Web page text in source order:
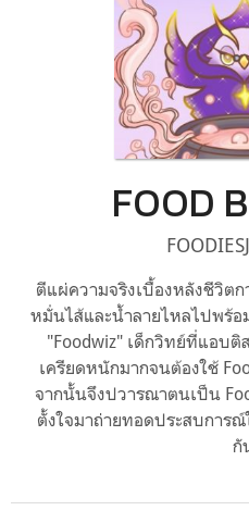
FOOD
ตีแผ่ความจริงเบื้องหลังชีวิต
หมั่นไส้และน้ำลายไหลไปพร้อ
"Foodwiz" เด็กวิทย์ที่แอบติ
เครียดหนักมากจนต้องใช้
จากนั้นจึงปวารณาตนเป็น
ตั้งใจมาถ่ายทอดประสบการ
กั